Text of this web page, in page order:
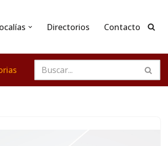
Directorios Contacto